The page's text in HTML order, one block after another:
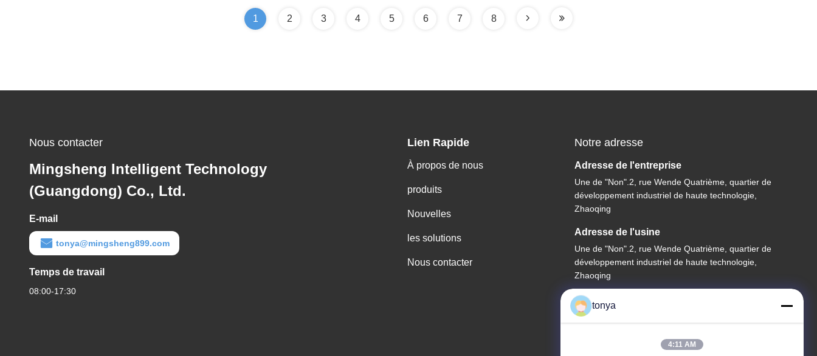
1 2 3 4 5 6 7 8
Nous contacter
Mingsheng Intelligent Technology
(Guangdong) Co., Ltd.
E-mail
tonya@mingsheng899.com
Temps de travail
08:00-17:30
Lien Rapide
À propos de nous
produits
Nouvelles
les solutions
Nous contacter
Notre adresse
Adresse de l'entreprise
Une de "Non".2, rue Wende Quatrième, quartier de
développement industriel de haute technologie,
Zhaoqing
Adresse de l'usine
Une de "Non".2, rue Wende Quatrième, quartier de
développement industriel de haute technologie,
Zhaoqing
Télégramme
86-199-27585044
tonya
4:11 AM